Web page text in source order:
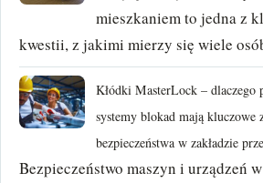
marzec 2018
luty 2018
mieszkaniem to jedna z
kwestii, z jakimi mierzy się wiele
Kłódki MasterLock – dlaczego
systemy blokad mają kluczowe
bezpieczeństwa w zakładzie
Bezpieczeństwo maszyn i urządzeń